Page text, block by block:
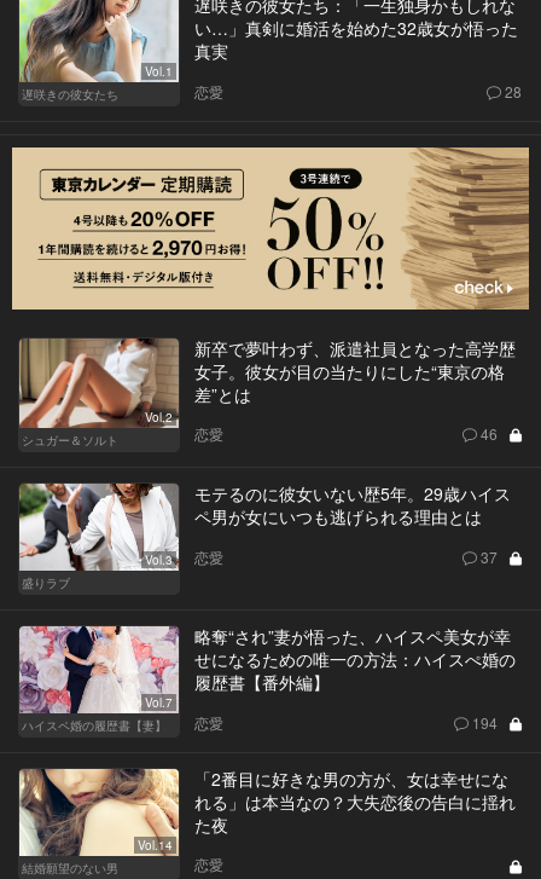
Vol.1
遅咲きの彼女たち
遅咲きの彼女たち：「一生独身かもしれな
い…」真剣に婚活を始めた32歳女が悟った
真実
恋愛 28
Vol.2
シュガー＆ソルト
新卒で夢叶わず、派遣社員となった高学歴
女子。彼女が目の当たりにした“東京の格
差”とは
恋愛 46
Vol.3
盛りラブ
モテるのに彼女いない歴5年。29歳ハイス
ペ男が女にいつも逃げられる理由とは
恋愛 37
Vol.7
ハイスペ婚の履歴書【妻】
略奪“され”妻が悟った、ハイスペ美女が幸
せになるための唯一の方法：ハイスぺ婚の
履歴書【番外編】
恋愛 194
Vol.14
結婚願望のない男
「2番目に好きな男の方が、女は幸せにな
れる」は本当なの？大失恋後の告白に揺れ
た夜
恋愛